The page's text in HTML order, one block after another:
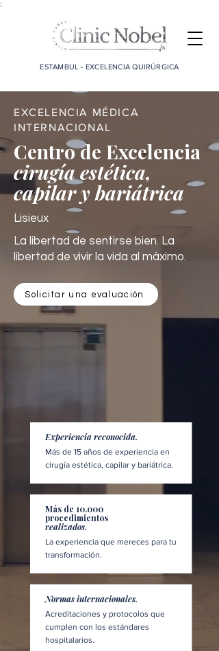
;
ESTAMBUL - EXCELENCIA QUIRÚRGICA
EXCELENCIA MÉDICA
INTERNACIONAL
Centro de Excelencia
cirugía estética,
capilar y bariátrica
Lisieux
La libertad de sentirse bien. La
libertad de vivir la vida al máximo.
Solicitar una evaluación
Experiencia reconocida.
Más de 15 años de experiencia en
cirugía estética, capilar y bariátrica.
Más de 10.000
procedimientos
realizados.
La experiencia que mereces para tu
transformación.
Normas internacionales.
Acreditaciones y protocolos que
cumplen con los estándares
hospitalarios.